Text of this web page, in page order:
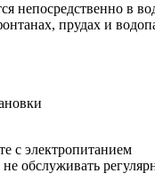
непосредственно в
прудах и
с электропитанием
обслуживать